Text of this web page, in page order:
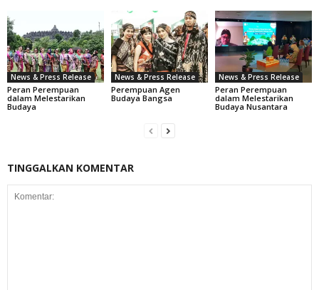
News & Press Release
Peran Perempuan
dalam Melestarikan
Budaya
News & Press Release
Perempuan Agen
Budaya Bangsa
News & Press Release
Peran Perempuan
dalam Melestarikan
Budaya Nusantara
TINGGALKAN KOMENTAR